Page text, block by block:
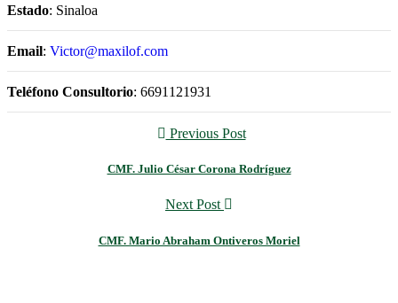
Estado: Sinaloa
Email: Victor@maxilof.com
Teléfono Consultorio: 6691121931
Previous Post
CMF. Julio César Corona Rodríguez
Next Post
CMF. Mario Abraham Ontiveros Moriel